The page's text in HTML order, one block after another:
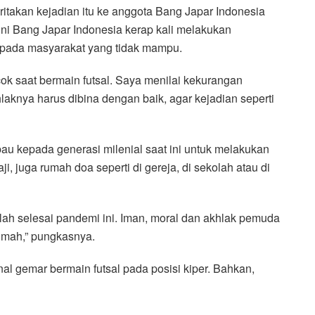
kejadian itu ke anggota Bang Japar Indonesia
Bang Japar Indonesia kerap kali melakukan
masyarakat yang tidak mampu.
saat bermain futsal. Saya menilai kekurangan
harus dibina dengan baik, agar kejadian seperti
kepada generasi milenial saat ini untuk melakukan
juga rumah doa seperti di gereja, di sekolah atau di
selesai pandemi ini. Iman, moral dan akhlak pemuda
pungkasnya.
gemar bermain futsal pada posisi kiper. Bahkan,